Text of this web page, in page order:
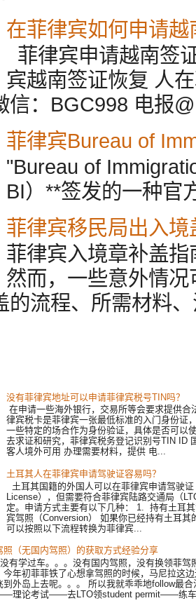
在菲律宾如何申请越
菲律宾申请越南签
宾越南签证恢复 人
信：BGC998 电报
菲律宾Bureau of
"Bureau of
BI）**签发的一种官
菲律宾移民局出入
菲律宾入境章补盖
然而，一些意外情
的流程、所需材料
没有菲律宾地址可以申请菲律宾税号TIN吗？
在申请一些海外银行，交易所等会要求提供合
律宾税卡是菲律宾一张最低标准的入门身份证
一些特定的场合作为身份验证，具体是否可以
去求证和研究，菲律宾税务登记识别号TIN ID
客人境外可用 办理需要材料，提供 电...
土耳其人在菲律宾申请驾驶证容易吗？
土耳其国籍的外国人可以在菲律宾申请驾驶证
License），但需要符合菲律宾陆路交通局（
定。申请方式主要有以下几种： 1. 持有土耳
宾驾照（Conversion） 如果你已经持有土耳其
可以按照以下流程转换为菲律宾...
照（无国内驾照）的获取方式经验分享
有学过车。。。没有国内驾照，没有换领菲驾
今年初菲菲铁了心想拿驾照的时候，马尼拉这
到外岛上去呢。。。 所以我就乖乖地follow最
理论考试——去LTO领student permit——练